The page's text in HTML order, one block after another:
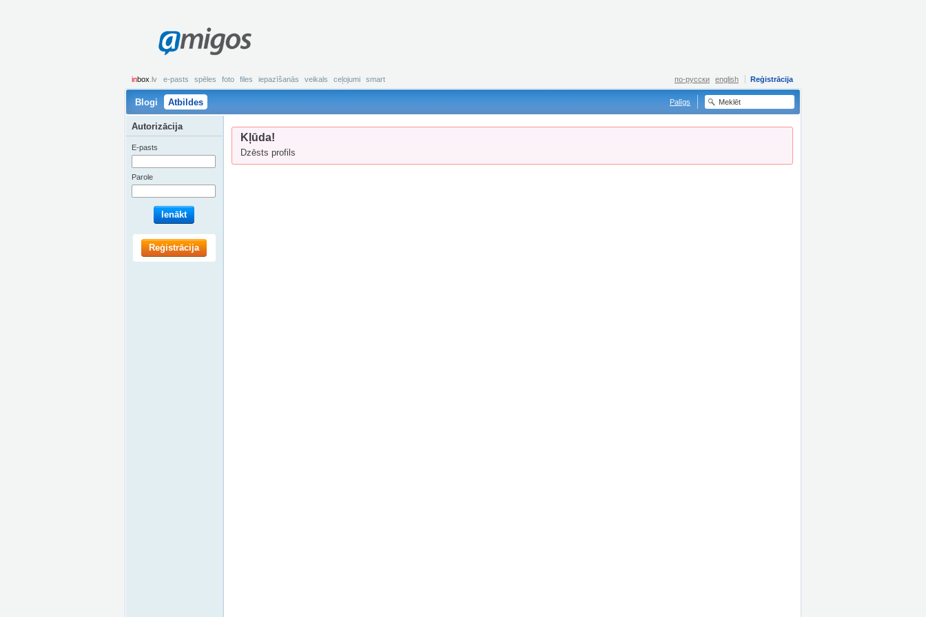
amigos
inbox .lv e-pasts spēles foto files iepazīšanās veikals ceļojumi smart Reģistrācija
по-русски english
Blogi Atbildes Palīgs
Kļūda!
Dzēsts profils
Autorizācija
E-pasts
Parole
Ienākt
Reģistrācija